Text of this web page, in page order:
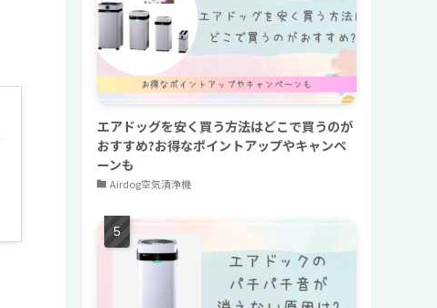
エアドッグを安く買う方法はどこで買うのが
おすすめ?お得なポイントアップやキャンペ
ーンも
Airdog空気清浄機